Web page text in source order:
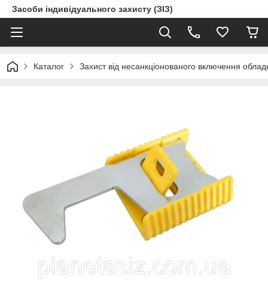
Засоби індивідуального захисту (ЗІЗ)
Каталог Захист від несанкціонованого включення